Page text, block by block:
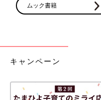
ムック書籍
キャンペーン